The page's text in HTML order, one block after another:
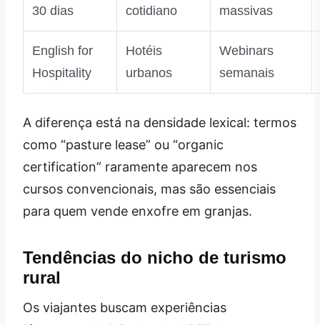
30 dias
cotidiano
massivas
English for
Hospitality
Hotéis
urbanos
Webinars
semanais
A diferença está na densidade lexical: termos
como “pasture lease” ou “organic
certification” raramente aparecem nos
cursos convencionais, mas são essenciais
para quem vende enxofre em granjas.
Tendências do nicho de turismo
rural
Os viajantes buscam experiências